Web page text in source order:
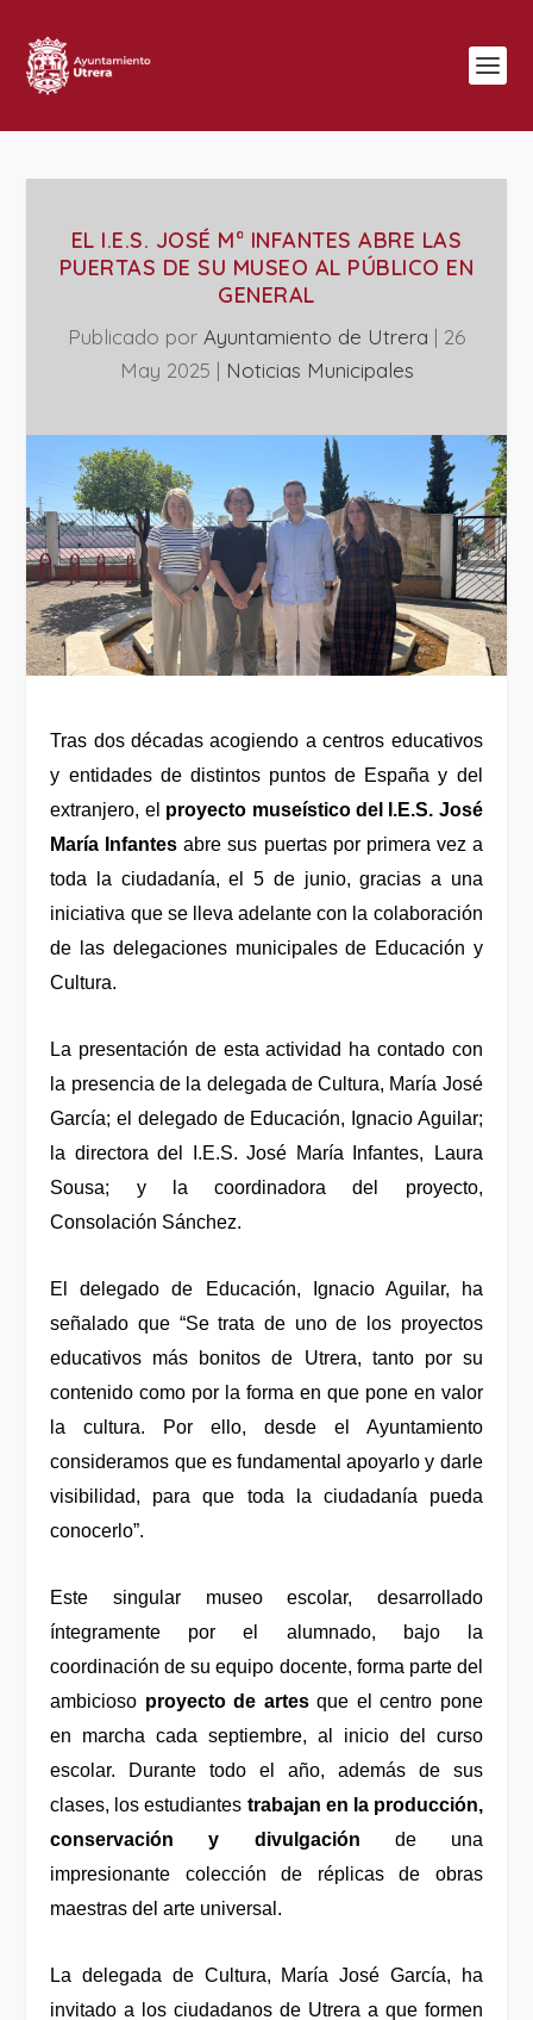
EL I.E.S. JOSÉ Mª INFANTES ABRE LAS
PUERTAS DE SU MUSEO AL PÚBLICO EN
GENERAL
Publicado por Ayuntamiento de Utrera | 26
May 2025 | ‎Noticias Municipales
Tras dos décadas acogiendo a centros educativos
y entidades de distintos puntos de España y del
extranjero, el proyecto museístico del I.E.S. José
María Infantes abre sus puertas por primera vez a
toda la ciudadanía,el 5 de junio,gracias a una
iniciativa que se lleva adelante con la colaboración
de las delegaciones municipales de Educación y
Cultura.
La presentación de esta actividad ha contado con
la presencia de la delegada de Cultura, María José
García; el delegado de Educación, Ignacio Aguilar;
la directoradel I.E.S. José María Infantes,
Laura
Sousa; y la coordinadora del proyecto,
Consolación Sánchez.
El delegado de Educación, Ignacio Aguilar, ha
señalado que “Se trata de uno de los proyectos
educativos más bonitos de Utrera, tanto por su
contenido como por la forma en que pone en valor
la cultura. Por ello, desde el Ayuntamiento
consideramos que esfundamental apoyarlo y darle
visibilidad, para que toda la ciudadanía pueda
conocer lo”.
Este singular museo escolar, desarrollado
íntegramente por el alumnado, bajo la
coordinación de su equipo docente, forma parte del
ambicioso proyecto de artesque el centro pone
en marcha cada septiembre, al inicio del curso
escolar. Durante todo el año, además de sus
clases, los estudiantes trabajan en la producción,
conservación y divulgación de una
impresionante colección de réplicas de obras
maestras del arte universal.
La delegada de Cultura, María José García,
ha
invitado a los ciudadanos de Utrera a que formen